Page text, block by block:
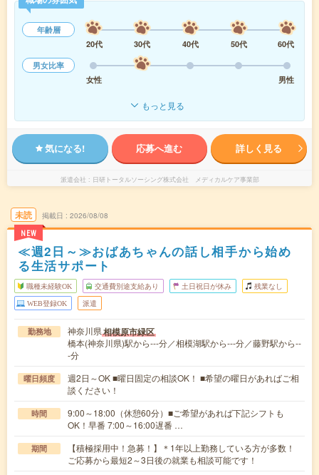
年齢層
20代
30代 40代 50代
60代
男女比率
女性
男性
もっと見る
気になる! 応募へ進む 詳しく見る
派遣会社 日研トータルソーシング株式会社 メディカルケア事業部
未読
NEW
掲載日 2026/08/08
≪週2日～≫おばあちゃんの話し相手から始め
る生活サポート
職種未経験OK 交通費別途支給あり 土日祝日が休み 残業なし
WEB登録OK 派遣
勤務地 神奈川県相模原市緑区
橋本(神奈川県)駅から---分／相模湖駅から---分／藤野駅から--
-分
曜日頻度
週2日～OK ■曜日固定の相談OK！ ■希望の曜日があればご相
談ください！
時間
9:00～18:00（休憩60分）■ご希望があれば下記シフトも
OK！早番 7:00～16:00遅番 …
期間
【積極採用中！急募！】＊1年以上勤務している方が多数！
ご応募から最短2～3日後の就業も相談可能です！